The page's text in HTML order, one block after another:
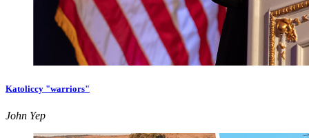
Katoliccy "warriors"
John Yep